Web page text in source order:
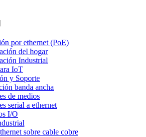
por ethernet (PoE)
del hogar
Industrial
IoT
y Soporte
banda ancha
de medios
serial a ethernet
I/O
sobre cable cobre